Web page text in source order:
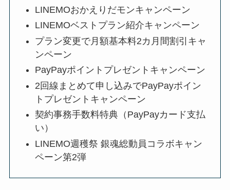
LINEMOおかえりだモンキャンペーン
LINEMOベストプラン紹介キャンペーン
プラン変更で月額基本料2カ月間割引キャ
ンペーン
PayPayポイントプレゼントキャンペーン
2回線まとめて申し込みでPayPayポイン
トプレゼントキャンペーン
契約事務手数料特典（PayPayカード支払
い）
LINEMO週穫祭 銀魂総動員コラボキャン
ペーン第2弾